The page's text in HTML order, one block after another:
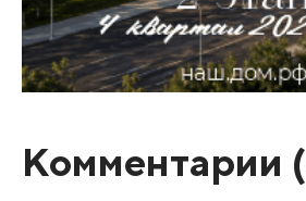
Комментарии (